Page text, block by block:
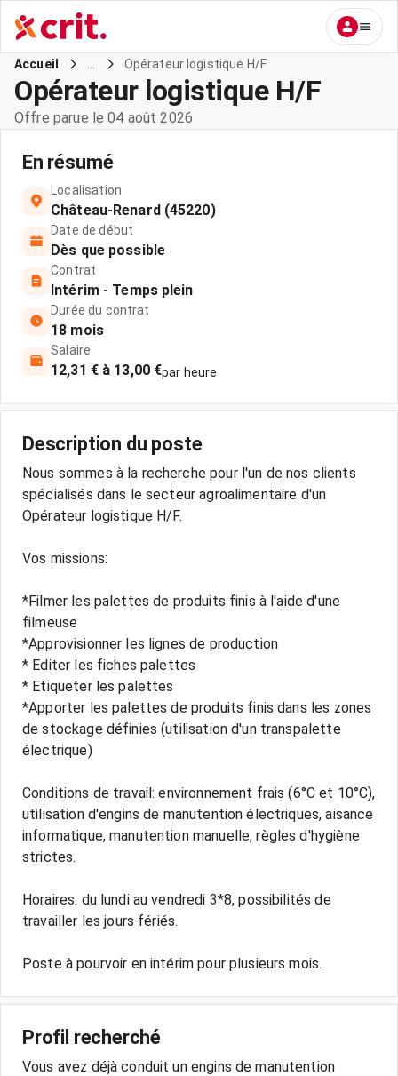
Accueil Opérateur logistique H/F
Opérateur logistique H/F
Offre parue le 04 août 2026
En résumé
Localisation
Château-Renard (45220)
Date de début
Dès que possible
Contrat
Intérim - Temps plein
Durée du contrat
18 mois
Salaire
12,31 € à 13,00 €par heure
Description du poste
Nous sommes à la recherche pour l'un de nos clients
spécialisés dans le secteur agroalimentaire d'un
Opérateur logistique H/F.
Vos missions:
*Filmer les palettes de produits finis à l'aide d'une
filmeuse
*Approvisionner les lignes de production
* Editer les fiches palettes
* Etiqueter les palettes
*Apporter les palettes de produits finis dans les zones
de stockage définies (utilisation d'un transpalette
électrique)
Conditions de travail: environnement frais (6°C et 10°C),
utilisation d'engins de manutention électriques, aisance
informatique, manutention manuelle, règles d'hygiène
strictes.
Horaires: du lundi au vendredi 3*8, possibilités de
travailler les jours fériés.
Profil recherché
Vous avez déjà conduit un engins de manutention